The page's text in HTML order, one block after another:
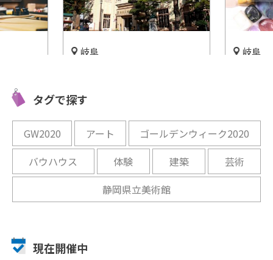
旧庁舎記念
タグで探す
GW2020 アート
ゴールデンウィーク2020
バウハウス
体験 建築
芸術
静岡県立美術館
現在開催中